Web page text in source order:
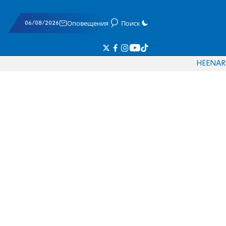
06/08/2026 Оповещения Поиск
HEENAR